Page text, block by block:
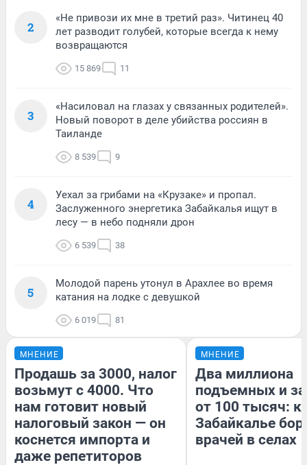
2
«Не привози их мне в третий раз». Читинец 40
лет разводит голубей, которые всегда к нему
возвращаются
15 869 11
3
«Насиловал на глазах у связанных родителей».
Новый поворот в деле убийства россиян в
Таиланде
8 539 9
4
Уехал за грибами на «Крузаке» и пропал.
Заслуженного энергетика Забайкалья ищут в
лесу — в небо подняли дрон
6 539 38
5
Молодой парень утонул в Арахлее во время
катания на лодке с девушкой
6 019 81
МНЕНИЕ
Продашь за 3000, налог
возьмут с 4000. Что
нам готовит новый
налоговый закон — он
коснется импорта и
даже репетиторов
МНЕНИЕ
Два миллиона
подъемных и
от 100 тысяч:
Забайкалье
врачей в селах